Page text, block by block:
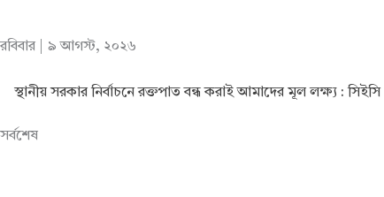
রবিবার | ৯ আগস্ট, ২০২৬
স্থানীয় সরকার নির্বাচনে রক্তপাত বন্ধ করাই আমাদের মূল লক্ষ্য : সিইসি
সর্বশেষ